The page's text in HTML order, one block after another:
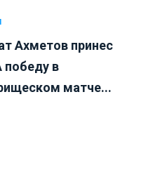
Ахметов принес
в
матче...